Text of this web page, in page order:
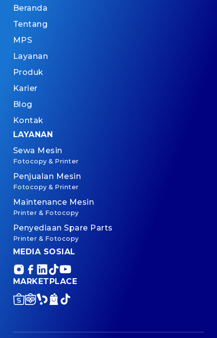
Beranda
Tentang
MPS
Layanan
Produk
Karier
Blog
Kontak
LAYANAN
Sewa Mesin
Fotocopy & Printer
Penjualan Mesin
Fotocopy & Printer
Maintenance Mesin
Printer & Fotocopy
Penyediaan Spare Parts
Printer & Fotocopy
MEDIA SOSIAL
MARKETPLACE